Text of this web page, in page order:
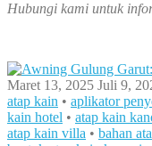
Hubungi kami untuk
Maret 13, 2025 Juli 9,
atap kain • aplikator
kain hotel • atap kain
atap kain villa • bahan